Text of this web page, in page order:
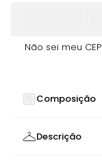
Não sei meu CEP
Composição
Descrição